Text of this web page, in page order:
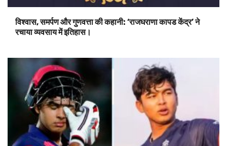
विश्वास, समर्पण और गुणवत्ता की कहानी: ‘राजघराणा कापड केंद्र’ ने
रचाया व्यवसाय में इतिहास।